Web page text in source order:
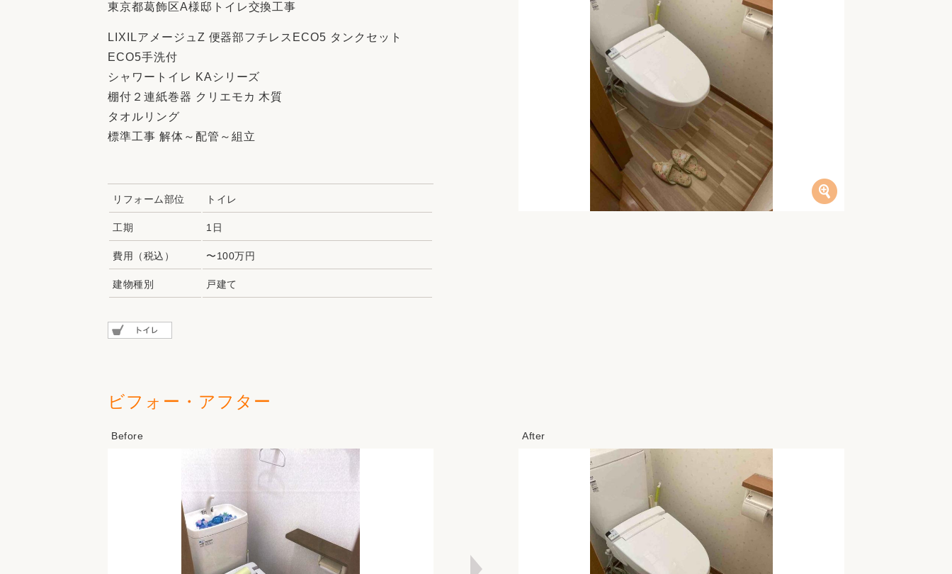
お客さまの声
中古物件探しから性能向上リフォームをワン
ストップ
リフォームお役立ち情報
東京都葛飾区A様邸トイレ交換工事
LIXILアメージュZ 便器部フチレスECO5 タンクセット
ECO5手洗付
シャワートイレ KAシリーズ
棚付２連紙巻器 クリエモカ 木質
タオルリング
標準工事 解体～配管～組立
リフォーム部位 トイレ
工期 1日
費用（税込） 〜100万円
建物種別 戸建て
ビフォー・アフター